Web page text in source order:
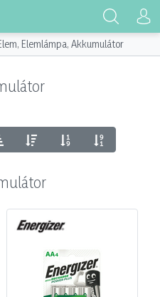
Elemlámpa, Akkumulátor